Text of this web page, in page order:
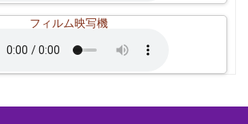
フィルム映写機